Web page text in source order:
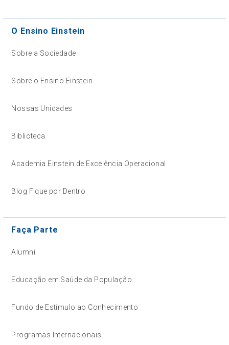
O Ensino Einstein
Sobre a Sociedade
Sobre o Ensino Einstein
Nossas Unidades
Biblioteca
Academia Einstein de Excelência Operacional
Blog Fique por Dentro
Faça Parte
Alumni
Educação em Saúde da População
Fundo de Estímulo ao Conhecimento
Programas Internacionais